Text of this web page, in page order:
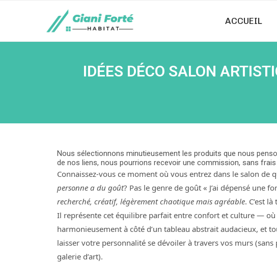
ACCUEIL
IDÉES DÉCO SALON
Nous sélectionnons minutieusement les produits que nous
de nos liens, nous pourrions recevoir une commission, sans
Connaissez-vous ce moment où vous entrez dans le salon de
personne a du goût? Pas le genre de goût « J’ai dépensé une
recherché, créatif, légèrement chaotique mais agréable. C’est
Il représente cet équilibre parfait entre confort et culture —
harmonieusement à côté d’un tableau abstrait audacieux, et
laisser votre personnalité se dévoiler à travers vos murs
galerie d’art).